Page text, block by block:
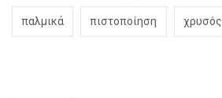
παλμικά πιστοποίηση χρυσός